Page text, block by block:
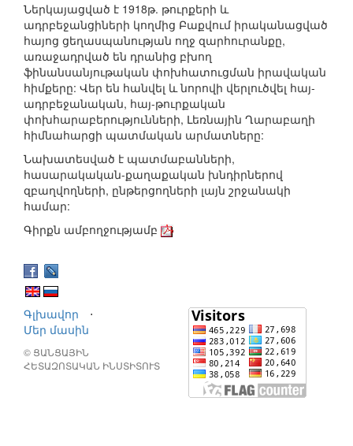
Ներկայացված է 1918թ. թուրքերի և
ադրբեջանցիների կողմից Բաքվում իրականացված
հայոց ցեղասպանության ողջ զարհուրանքը,
առաջադրված են դրանից բխող
ֆինանսանյութական փոխհատուցման իրավական
հիմքերը: Վեր են հանվել և նորովի վերլուծվել հայ-
ադրբեջանական, հայ-թուրքական
փոխհարաբերությունների, Լեռնային Ղարաբաղի
հիմնահարցի պատմական արմատները:
Նախատեսված է պատմաբանների,
հասարակական-քաղաքական խնդիրներով
զբաղվողների, ընթերցողների լայն շրջանակի
համար:
Գիրքն ամբողջությամբ
Գլխավոր
⋅
Մեր մասին
© ՑԱՆՑԱՅԻՆ
ՀԵՏԱԶՈՏԱԿԱՆ ԻՆՍՏԻՏՈՒՏ